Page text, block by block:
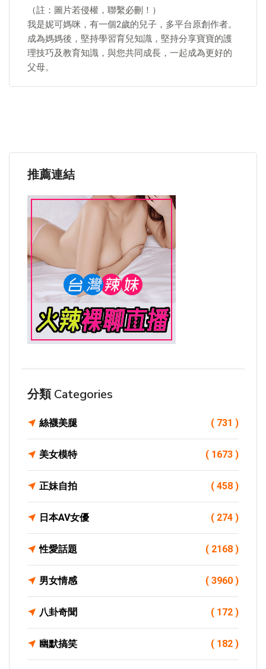
（註：圖片若侵權，聯繫必刪！）
我是妮可媽咪，有一個2歲的兒子，多平台原創作者。
成為媽媽後，堅持學習育兒知識，堅持分享寶寶的護
理技巧及教育知識，與您共同成長，一起成為更好的
父母。
推薦連結
分類 Categories
絲襪美腿 ( 731 )
美女模特 ( 1673 )
正妹自拍 ( 458 )
日本AV女優 ( 274 )
性愛話題 ( 2168 )
男女情感 ( 3960 )
八卦奇聞 ( 172 )
幽默搞笑 ( 182 )